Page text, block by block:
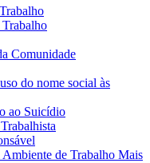
Comunidade
do nome social às
ao Suicídio
de Trabalho Mais